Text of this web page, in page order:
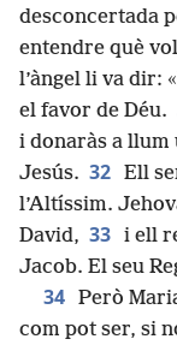
desconcertada
entendre què
l’àngel li va dir:
el favor de Déu.
i donaràs a llum
Jesús. 32 Ell
l’Altíssim.
David, 33 i ell
Jacob. El seu
34 Però
com pot ser, si